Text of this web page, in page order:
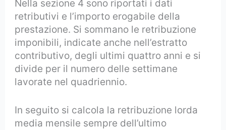
Nella sezione 4 sono riportati i dati
retributivi e l’importo erogabile della
prestazione. Si sommano le retribuzione
imponibili, indicate anche nell’estratto
contributivo, degli ultimi quattro anni e si
divide per il numero delle settimane
lavorate nel quadriennio.
In seguito si calcola la retribuzione lorda
media mensile sempre dell’ultimo